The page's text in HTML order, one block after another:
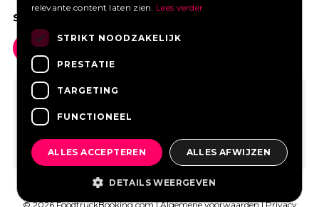
SOCIAL MEDIA
© 2026 FoodtruckBooking.com |Algemene voorwaarden|Privacy
relevante content laten zien. Lees verder
STRIKT NOODZAKELIJK
PRESTATIE
TARGETING
FUNCTIONEEL
ALLES ACCEPTEREN ALLES AFWIJZEN
DETAILS WEERGEVEN